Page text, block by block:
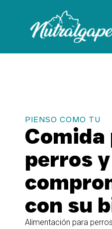
PIENSO COMO TU
Comida
perros
con su
Alimentación para